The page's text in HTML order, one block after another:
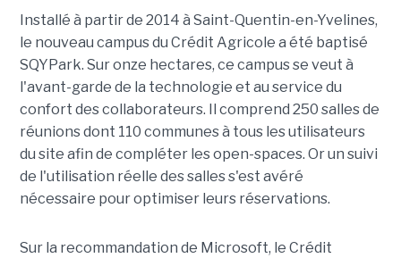
Installé à partir de 2014 à Saint-Quentin-en-Yvelines,
le nouveau campus du Crédit Agricole a été baptisé
SQYPark. Sur onze hectares, ce campus se veut à
l'avant-garde de la technologie et au service du
confort des collaborateurs. Il comprend 250 salles de
réunions dont 110 communes à tous les utilisateurs
du site afin de compléter les open-spaces. Or un suivi
de l'utilisation réelle des salles s'est avéré
nécessaire pour optimiser leurs réservations.
Sur la recommandation de Microsoft, le Crédit